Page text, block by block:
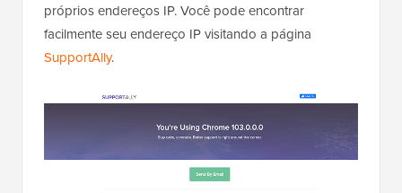
próprios endereços IP. Você pode encontrar
facilmente seu endereço IP visitando a página
SupportAlly.